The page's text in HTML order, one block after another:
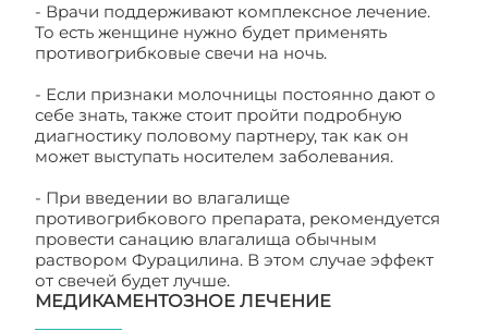
- Врачи поддерживают комплексное лечение.
То есть женщине нужно будет применять
противогрибковые свечи на ночь.
- Если признаки молочницы постоянно дают о
себе знать, также стоит пройти подробную
диагностику половому партнеру, так как он
может выступать носителем заболевания.
- При введении во влагалище
противогрибкового препарата, рекомендуется
провести санацию влагалища обычным
раствором Фурацилина. В этом случае эффект
от свечей будет лучше.
МЕДИКАМЕНТОЗНОЕ ЛЕЧЕНИЕ